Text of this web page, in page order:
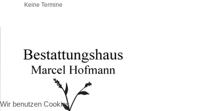
Keine Termine
Wir benutzen Cookies